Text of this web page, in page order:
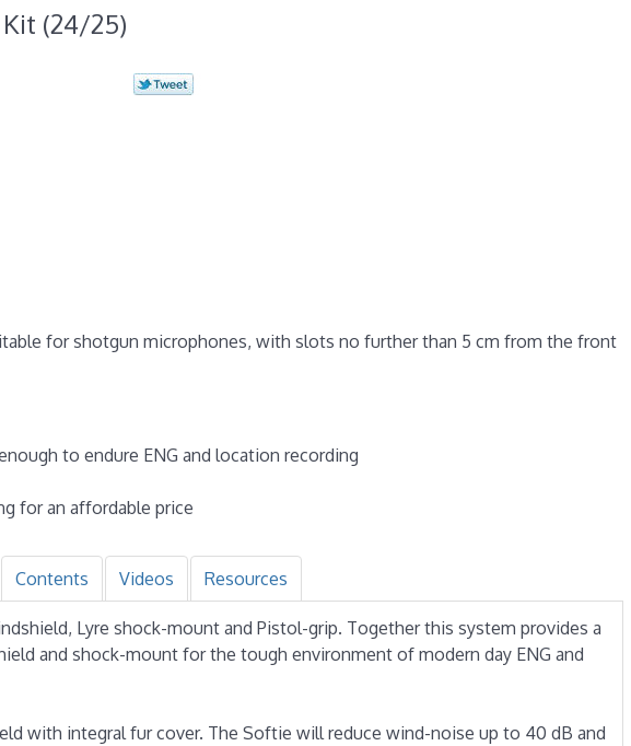
(24/25)
for shotgun microphones, with slots no further than 5 cm from the front
to endure ENG and location recording
for an affordable price
Contents Videos Resources
Lyre shock-mount and Pistol-grip. Together this system provides a
and shock-mount for the tough environment of modern day ENG and
with integral fur cover. The Softie will reduce wind-noise up to 40 dB and